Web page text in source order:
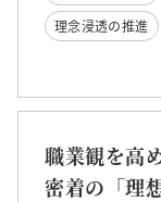
理念浸透の推進
職業観を高
密着の「理